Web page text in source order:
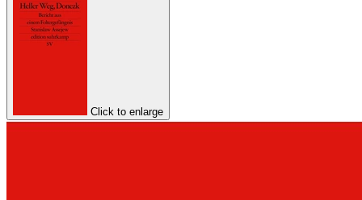
Click to enlarge